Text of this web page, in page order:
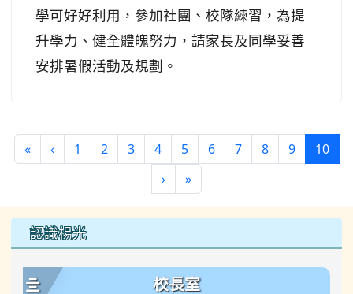
學可好好利用，參加社團、校隊練習，為提
升學力、健全體魄努力，請家長及同學妥善
安排暑假活動及規劃。
«第一頁
‹上一頁
1 2 3 4 5 6 7 8 9 10(目
›下一頁
»最後頁
左邊區域內容
認識楊光
校長室